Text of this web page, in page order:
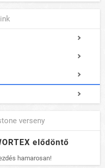
verseny
elődöntő
hamarosan!